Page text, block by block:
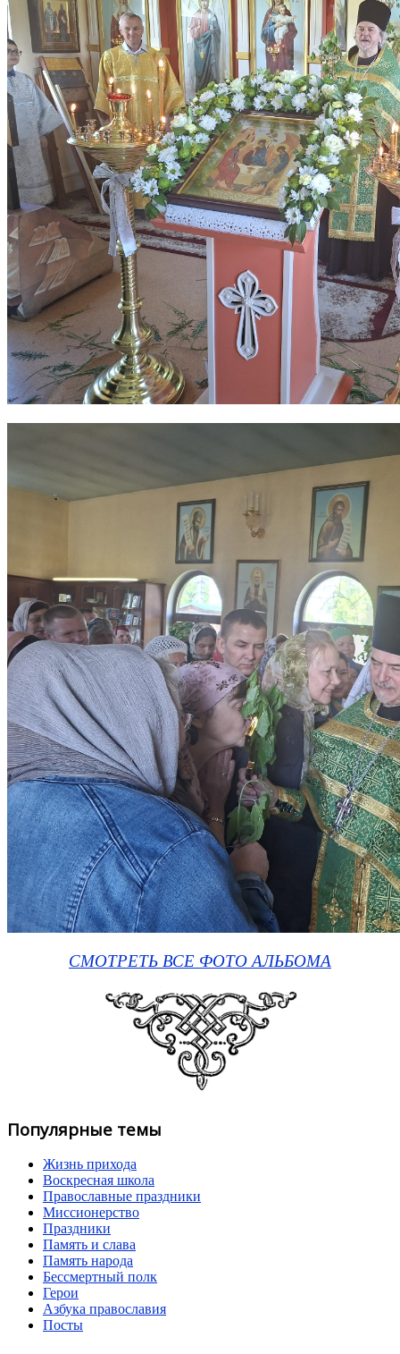
СМОТРЕТЬ ВСЕ ФОТО АЛЬБОМА
Популярные темы
Жизнь прихода
Воскресная школа
Православные праздники
Миссионерство
Праздники
Память и слава
Память народа
Бессмертный полк
Герои
Азбука православия
Посты